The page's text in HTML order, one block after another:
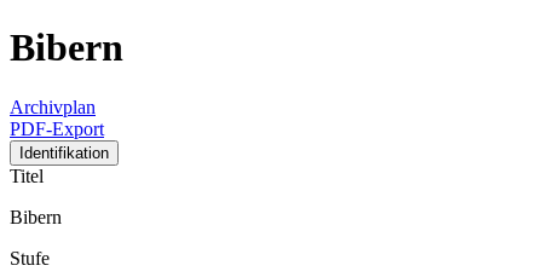
Bibern
Archivplan
PDF-Export
Identifikation
Titel
Bibern
Stufe